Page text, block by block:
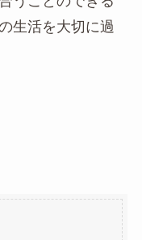
生活を大切に過